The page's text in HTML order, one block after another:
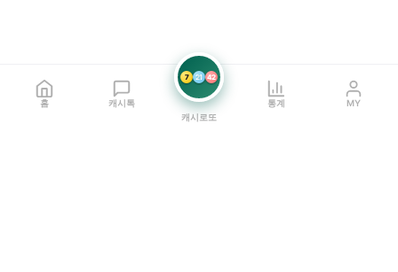
홈 캐시톡
7 21 42
캐시로또
통계 MY